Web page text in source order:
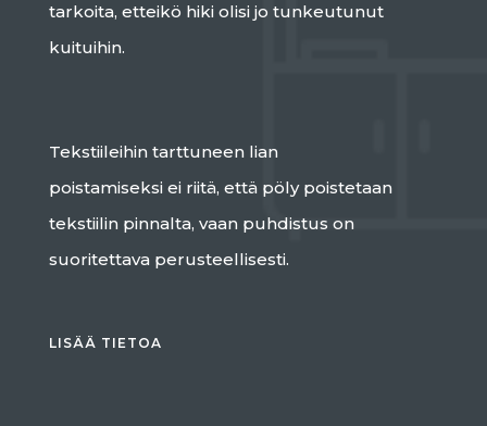
tarkoita, etteikö hiki olisi jo tunkeutunut
kuituihin.
Tekstiileihin tarttuneen lian
poistamiseksi ei riitä, että pöly poistetaan
tekstiilin pinnalta, vaan puhdistus on
suoritettava perusteellisesti.
LISÄÄ TIETOA